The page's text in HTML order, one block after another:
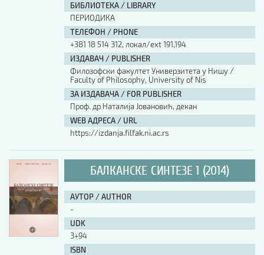
БИБЛИОТЕКА / LIBRARY
ПЕРИОДИКА
ТЕЛЕФОН / PHONE
+381 18 514 312, локал/ext 191,194
ИЗДАВАЧ / PUBLISHER
Филозофски факултет Универзитета у Нишу /
Faculty of Philosophy, University of Nis
ЗА ИЗДАВАЧА / FOR PUBLISHER
Проф. др Наталија Јовановић, декан
WEB АДРЕСА / URL
https://izdanja.filfak.ni.ac.rs
БАЛКАНСКЕ СИНТЕЗЕ 1 (2014)
АУТОР / AUTHOR
-
UDK
3+94
ISBN